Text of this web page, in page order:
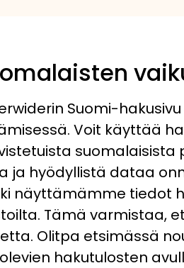
Suomi-
Voit käyttää
suomalaisista
ja hyödyllistä dataa
näyttämämme tiedot
Tämä varmistaa,
Olitpa etsimässä
hakutulosten